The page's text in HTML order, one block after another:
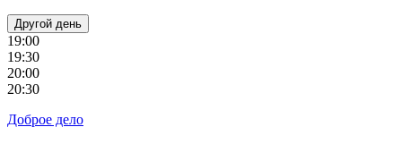
Другой день
19:00
19:30
20:00
20:30
Доброе дело